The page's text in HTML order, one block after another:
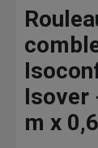
Isover
m x